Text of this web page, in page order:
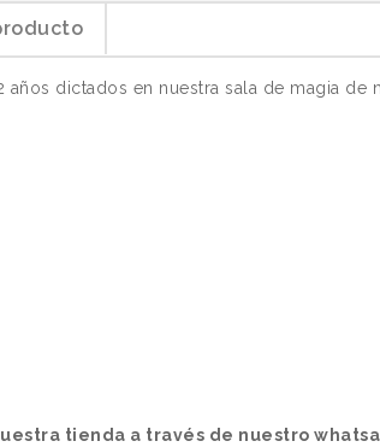
años dictados en nuestra sala de magia de
tienda a través de nuestro